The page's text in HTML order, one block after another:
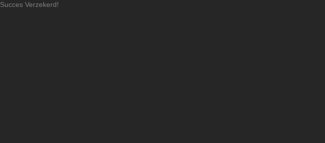
Succes Verzekerd!